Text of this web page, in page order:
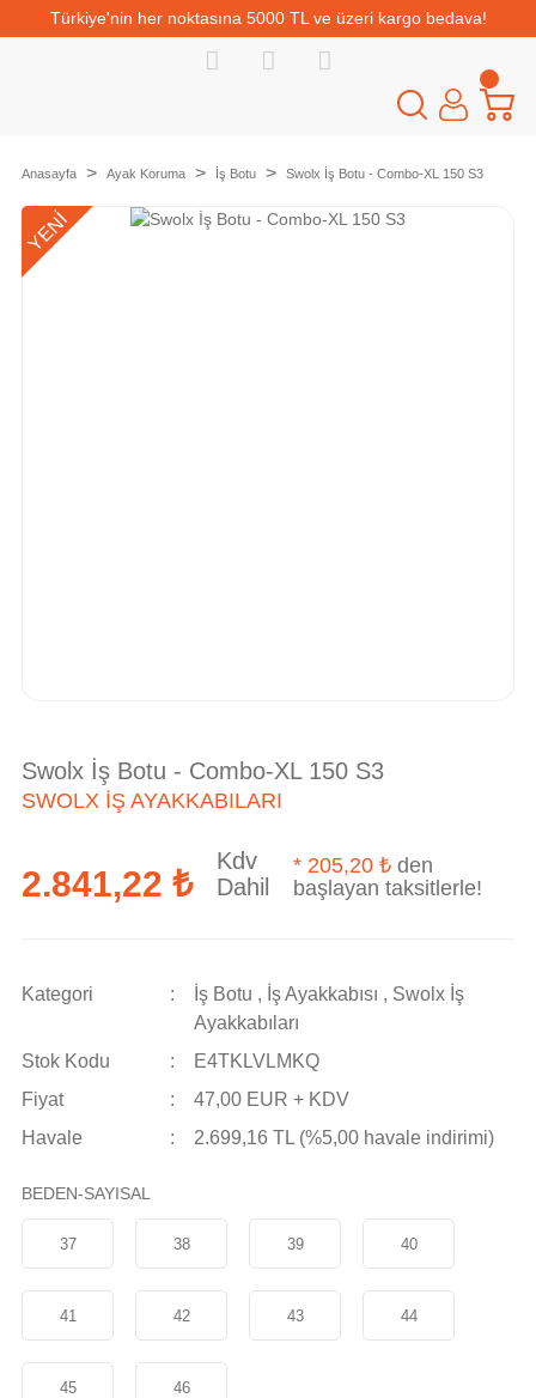
Türkiye'nin her noktasına 5000 TL ve üzeri kargo bedava!
Anasayfa Ayak Koruma İş Botu Swolx İş Botu - Combo-XL 150 S3
YENİ
Swolx İş Botu - Combo-XL 150 S3
SWOLX İŞ AYAKKABILARI
2.841,22 ₺
Kdv
Dahil
* 205,20 ₺ den
başlayan taksitlerle!
Kategori İş Botu , İş Ayakkabısı , Swolx İş
Ayakkabıları
Stok Kodu
E4TKLVLMKQ
Fiyat
47,00 EUR + KDV
Havale
2.699,16 TL (%5,00 havale indirimi)
BEDEN-SAYISAL
37 38 39 40
41 42 43 44
45 46